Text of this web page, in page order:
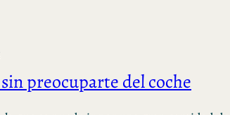
preocuparte del coche